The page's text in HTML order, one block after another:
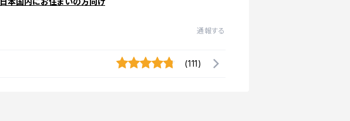
通報する
(111)